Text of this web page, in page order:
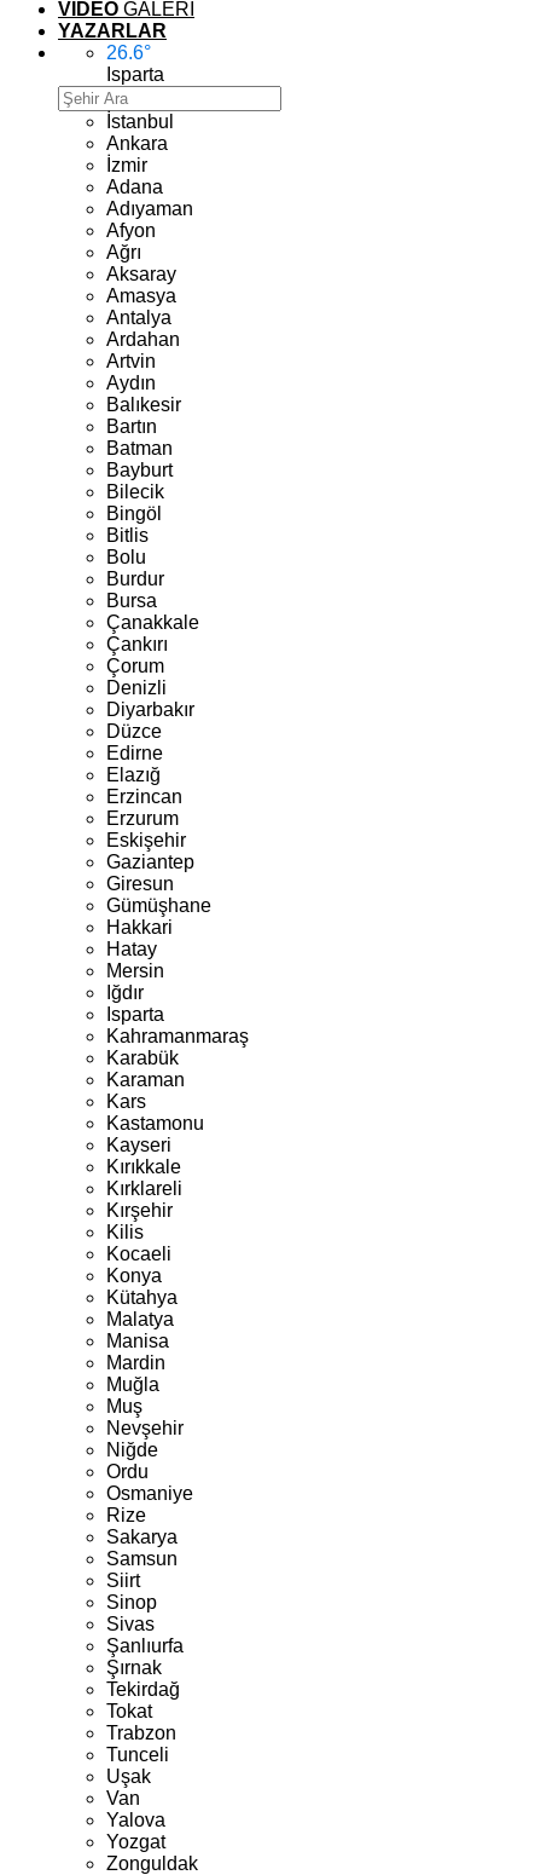
VİDEO GALERİ
YAZARLAR
26.6°
Isparta
İstanbul
Ankara
İzmir
Adana
Adıyaman
Afyon
Ağrı
Aksaray
Amasya
Antalya
Ardahan
Artvin
Aydın
Balıkesir
Bartın
Batman
Bayburt
Bilecik
Bingöl
Bitlis
Bolu
Burdur
Bursa
Çanakkale
Çankırı
Çorum
Denizli
Diyarbakır
Düzce
Edirne
Elazığ
Erzincan
Erzurum
Eskişehir
Gaziantep
Giresun
Gümüşhane
Hakkari
Hatay
Mersin
Iğdır
Isparta
Kahramanmaraş
Karabük
Karaman
Kars
Kastamonu
Kayseri
Kırıkkale
Kırklareli
Kırşehir
Kilis
Kocaeli
Konya
Kütahya
Malatya
Manisa
Mardin
Muğla
Muş
Nevşehir
Niğde
Ordu
Osmaniye
Rize
Sakarya
Samsun
Siirt
Sinop
Sivas
Şanlıurfa
Şırnak
Tekirdağ
Tokat
Trabzon
Tunceli
Uşak
Van
Yalova
Yozgat
Zonguldak